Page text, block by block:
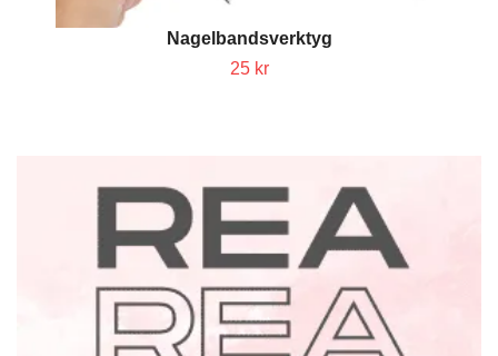
Nagelbandsverktyg
25 kr